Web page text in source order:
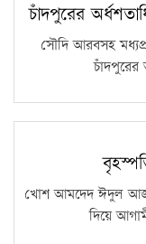
চাঁদপুরের
সৌদি আরবসহ
চাঁদপুরের
খোশ আমদেদ ঈদুল
দিয়ে